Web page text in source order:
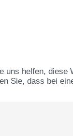
helfen, diese
Sie, dass bei